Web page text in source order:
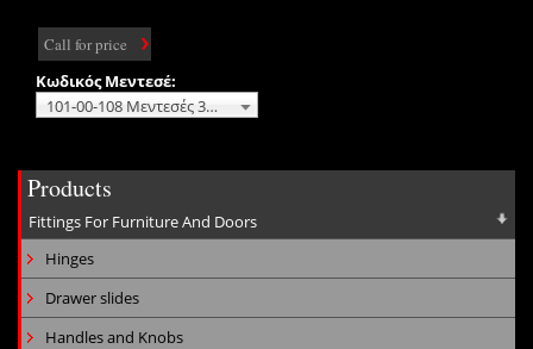
Call for price
Κωδικός Μεντεσέ:
101-00-108 Μεντεσές 3D00-16 No additional charge
Products
Fittings For Furniture And Doors
Hinges
Drawer slides
Handles and Knobs